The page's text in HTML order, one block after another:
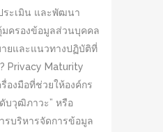
ระเมิน และพัฒนา
ครองข้อมูลส่วนบุคคล
ยและแนวทางปฏิบัติที่
Privacy Maturity
องมือที่ช่วยให้องค์กร
บวุฒิภาวะ” หรือ
บริหารจัดการข้อมูล